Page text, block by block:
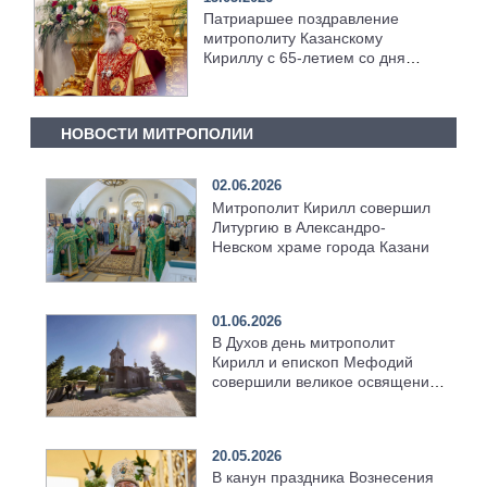
Патриаршее поздравление
митрополиту Казанскому
Кириллу с 65-летием со дня
НОВОСТИ МИТРОПОЛИИ
02.06.2026
Митрополит Кирилл совершил
Литургию в Александро-
Невском храме города Казани
01.06.2026
В Духов день митрополит
Кирилл и епископ Мефодий
совершили великое освящение
20.05.2026
В канун праздника Вознесения